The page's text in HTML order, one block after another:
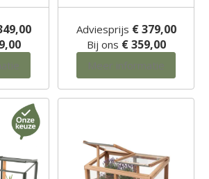
Adviesprijs € 379,00
Bij ons € 359,00
Meer informatie